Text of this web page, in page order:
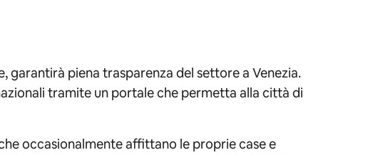
garantirà piena trasparenza del settore a Venezia.
tramite un portale che permetta alla città di
occasionalmente affittano le proprie case e